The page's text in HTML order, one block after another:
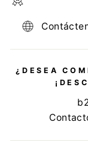
¿DESEA